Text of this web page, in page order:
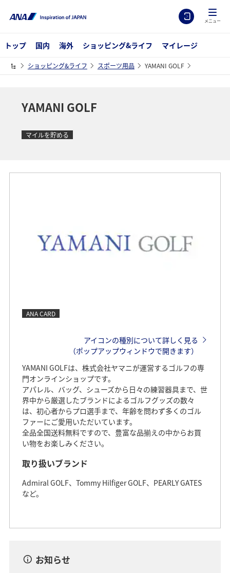
メニュー
トップ 国内 海外 ショッピング&ライフ マイレージ
ショッピング&ライフ スポーツ用品 YAMANI GOLF
YAMANI GOLF
マイルを貯める
ANA CARD
アイコンの種別について詳しく見る
（ポップアップウィンドウで開きます）
YAMANI GOLFは、株式会社ヤマニが運営するゴルフの専
門オンラインショップです。
アパレル、バッグ、シューズから日々の練習器具まで、世
界中から厳選したブランドによるゴルフグッズの数々
は、初心者からプロ選手まで、年齢を問わず多くのゴル
ファーにご愛用いただいています。
全品全国送料無料ですので、豊富な品揃えの中からお買
い物をお楽しみください。
取り扱いブランド
Admiral GOLF、Tommy Hilfiger GOLF、PEARLY GATES
など。
お知らせ